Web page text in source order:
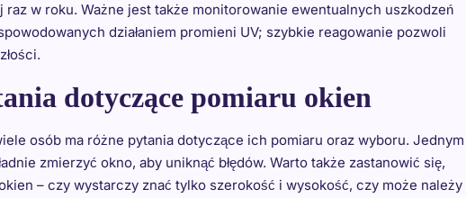
w roku. Ważne jest także monitorowanie ewentualnych uszkodzeń
działaniem promieni UV; szybkie reagowanie pozwoli
dotyczące pomiaru okien
osób ma różne pytania dotyczące ich pomiaru oraz wyboru. Jednym
zmierzyć okno, aby uniknąć błędów. Warto także zastanowić się,
– czy wystarczy znać tylko szerokość i wysokość, czy może należy